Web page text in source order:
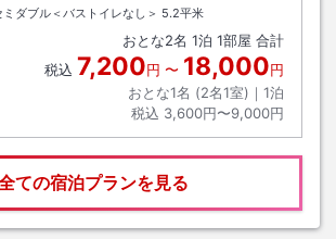
ダブル＜バストイレなし＞ 5.2平米
おとな2名 1泊 1部屋 合計
税込 7,200円 〜 18,000円
おとな1名 (2名1室)｜ 1泊
税込 3,600円〜9,000円
ての宿泊プランを見る